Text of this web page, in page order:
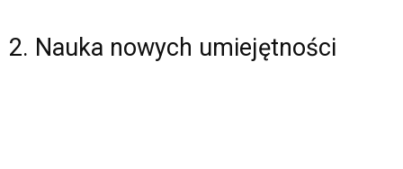
2. Nauka nowych umiejętności